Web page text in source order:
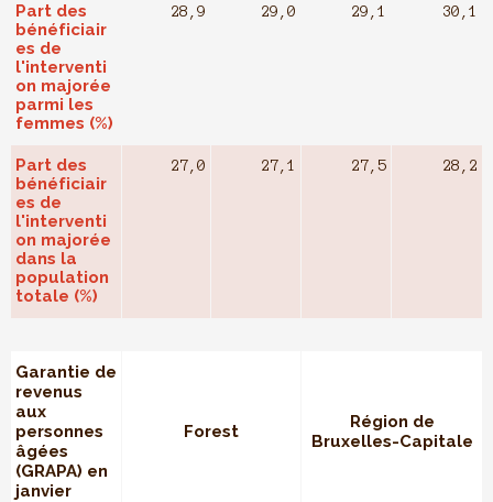
Part des
bénéficiair
es de
l'interventi
on majorée
parmi les
femmes (%)
28,9 29,0 29,1 30,1
Part des
bénéficiair
es de
l'interventi
on majorée
dans la
population
totale (%)
27,0 27,1 27,5 28,2
Garantie de
revenus
aux
personnes
âgées
(GRAPA) en
janvier
Forest
Région de
Bruxelles-Capitale